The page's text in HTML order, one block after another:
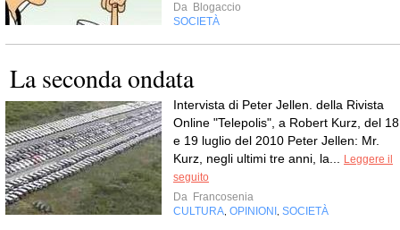
Da Blogaccio
SOCIETÀ
La seconda ondata
Intervista di Peter Jellen. della Rivista
Online "Telepolis", a Robert Kurz, del 18
e 19 luglio del 2010 Peter Jellen: Mr.
Kurz, negli ultimi tre anni, la...
Leggere il
seguito
Da Francosenia
CULTURA OPINIONI SOCIETÀ